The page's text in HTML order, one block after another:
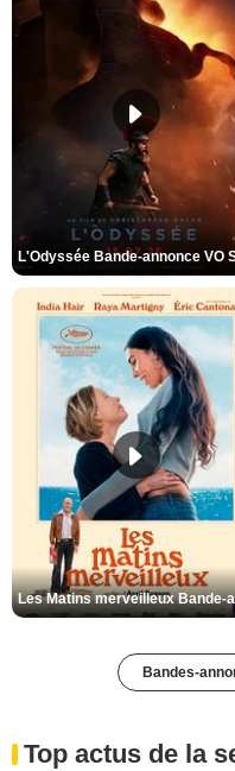
Bandes-
Top actus de la